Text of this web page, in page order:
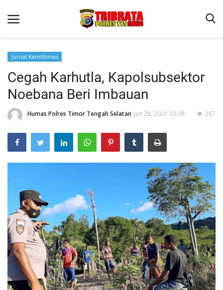
Beranda
Terms & Conditions
Reskrim
Binkam
Lantas
Jurnal Kamtibmas
Jurnal Kamtibmas
Cegah Karhutla, Kapolsubsektor
Noebana Beri Imbauan
Humas Polres Timor Tengah Selatan Jun 28, 2021 02:08 267